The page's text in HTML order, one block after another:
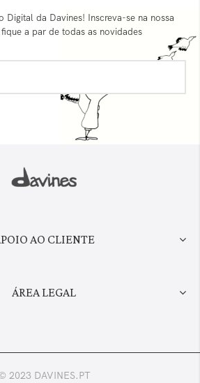
Digital da Davines! Inscreva-se na nossa
a par de todas as novidades
AO CLIENTE
ÁREA LEGAL
2023 DAVINES.PT